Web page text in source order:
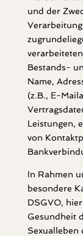
und der
Bestands-
Name,
(z.B., E-
Leistungen,
von
In Rahmen
besondere
DSGVO,
Gesundheit
Sexualleben